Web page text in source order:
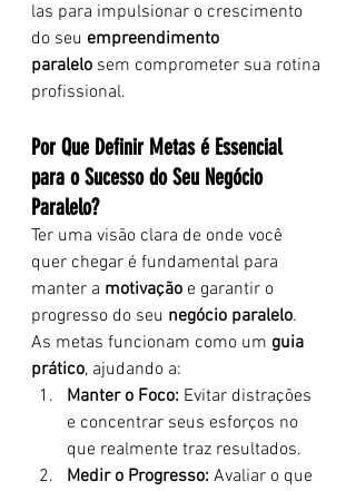
las para impulsionar o crescimento
do seu empreendimento
paralelo sem comprometer sua rotina
profissional.
Por Que Definir Metas é Essencial
para o Sucesso do Seu Negócio
Paralelo?
Ter uma visão clara de onde você
quer chegar é fundamental para
manter a motivação e garantir o
progresso do seu negócio paralelo.
As metas funcionam como um guia
prático, ajudando a:
Manter o Foco: Evitar distrações
e concentrar seus esforços no
que realmente traz resultados.
Medir o Progresso: Avaliar o que